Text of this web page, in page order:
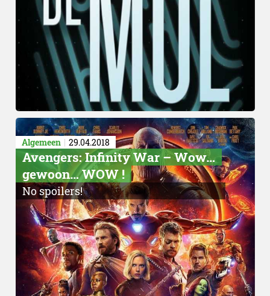
Algemeen 29.04.2018
Avengers: Infinity War – Wow…
gewoon… WOW !
No spoilers!